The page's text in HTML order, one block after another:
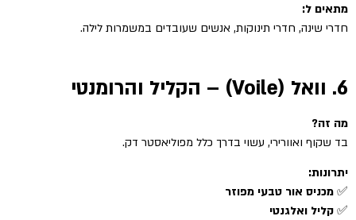
מתאים ל:
חדרי שינה, חדרי תינוקות, אנשים שעובדים במשמרות לילה.
6. וואל (Voile) – הקליל והרומנטי
מה זה?
בד שקוף ואוורירי, עשוי בדרך כלל מפוליאסטר דק.
יתרונות:
✅ מכניס אור טבעי מפוזר
✅ קליל ואלגנטי